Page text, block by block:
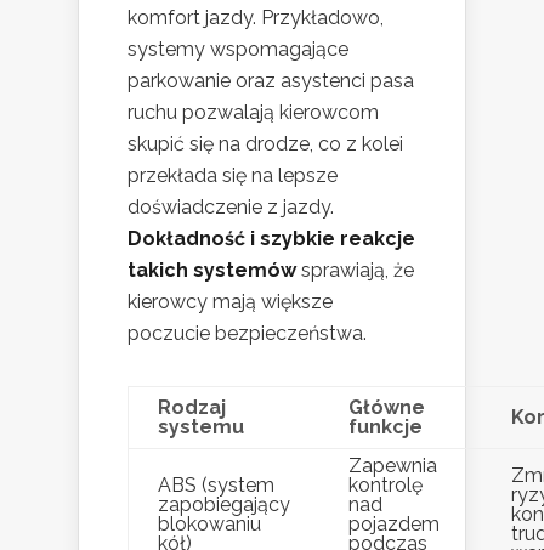
komfort jazdy. Przykładowo,
systemy wspomagające
parkowanie oraz asystenci pasa
ruchu pozwalają kierowcom
skupić się na drodze, co z kolei
przekłada się na lepsze
doświadczenie z jazdy.
Dokładność i szybkie reakcje
takich systemówsprawiają, że
kierowcy mają większe
poczucie bezpieczeństwa.
Rodzaj
systemu
Główne
funkcje
ABS (system
zapobiegający
blokowaniu
kół)
Zapewnia
kontrolę
nad
pojazdem
podczas